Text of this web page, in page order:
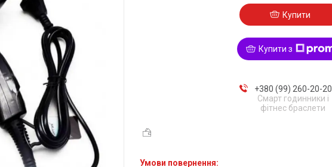
Купити
Купити з
+380 (99) 260-20-20
Смарт годинники і
фітнес браслети